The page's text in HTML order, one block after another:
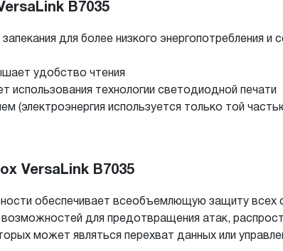
B7035
для более низкого энергопотребления
удобство чтения
использования технологии светодиодной печати
(электроэнергия используется только той
VersaLink B7035
обеспечивает всеобъемлющую защиту всех
возможностей для предотвращения атак,
может являться перехват данных или